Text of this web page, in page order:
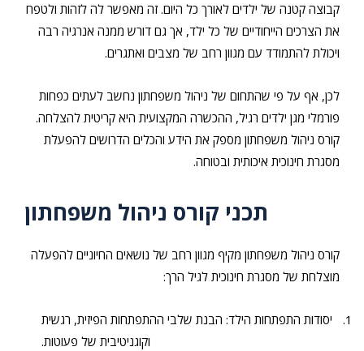
קבוצה קטנה של ילדים לאורך כל היום. זה מאפשר לה לזהות ולטפח
את הצרכים הייחודיים של כל ילד, אך גם דורש ממנה אנרגיה רבה
ויכולת להתמודד עם מגוון רחב של מצבים ואתגרים.
לכן, אף על פי שהתחום של ניהול משפחתון נחשב לעתים כפחות
פורמלי מגן ילדים רגיל, ההכשרה המקצועית היא קריטית להצלחה.
קורס ניהול משפחתון מספק את הידע והכלים הדרושים להפעלת
מסגרת חינוכית איכותית ובטוחה.
תכני קורס ניהול משפחתון
קורס ניהול משפחתון מקיף מגוון רחב של נושאים החיוניים להפעלה
מוצלחת של מסגרת חינוכית לגיל הרך:
יסודות התפתחות הילד: הבנת שלבי ההתפתחות הפיזית, רגשית
וקוגניטיבית של פעוטות.